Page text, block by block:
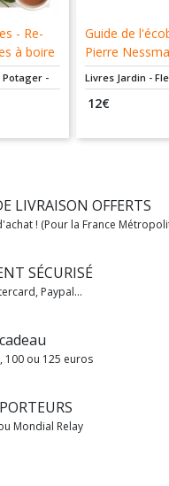
- Re-
à boire
de
Potager -
Guide de
Pierre
Livres Jardin -
Bio
12€
LIVRAISON OFFERTS
! (Pour la France
SÉCURISÉ
Paypal...
100 ou 125 euros
Mondial Relay